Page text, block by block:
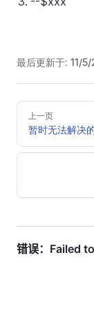
最后更新于: 11/
Pager
上一页
暂时无法解决